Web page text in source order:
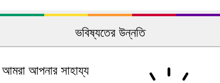
ভবিষ্যতের উন্নতি
আমরা আপনার সাহায্য